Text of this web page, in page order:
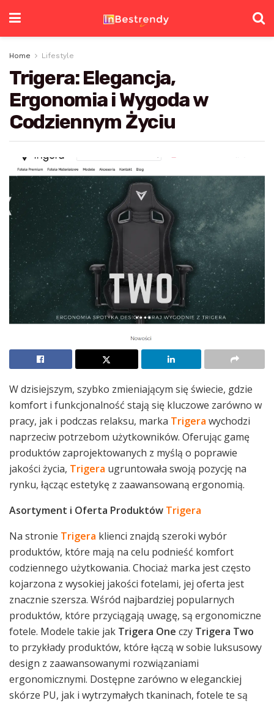
Home Lifestyle
Trigera: Elegancja,
Ergonomia i Wygoda w
Codziennym Życiu
W dzisiejszym, szybko zmieniającym się świecie, gdzie
komfort i funkcjonalność stają się kluczowe zarówno w
pracy, jak i podczas relaksu, marka Trigera wychodzi
naprzeciw potrzebom użytkowników. Oferując gamę
produktów zaprojektowanych z myślą o poprawie
jakości życia, Trigera ugruntowała swoją pozycję na
rynku, łącząc estetykę z zaawansowaną ergonomią.
Asortyment i Oferta Produktów Trigera
Na stronie Trigera klienci znajdą szeroki wybór
produktów, które mają na celu podnieść komfort
codziennego użytkowania. Chociaż marka jest często
kojarzona z wysokiej jakości fotelami, jej oferta jest
znacznie szersza. Wśród najbardziej popularnych
produktów, które przyciągają uwagę, są ergonomiczne
fotele. Modele takie jak Trigera One czy Trigera Two
to przykłady produktów, które łączą w sobie luksusowy
design z zaawansowanymi rozwiązaniami
ergonomicznymi. Dostępne zarówno w eleganckiej
skórze PU, jak i wytrzymałych tkaninach, fotele te są